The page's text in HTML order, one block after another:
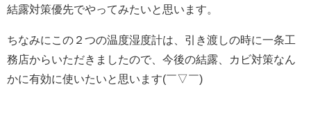
結露対策優先でやってみたいと思います。
ちなみにこの２つの温度湿度計は、引き渡しの時に一条工
務店からいただきましたので、今後の結露、カビ対策なん
かに有効に使いたいと思います(￣▽￣)